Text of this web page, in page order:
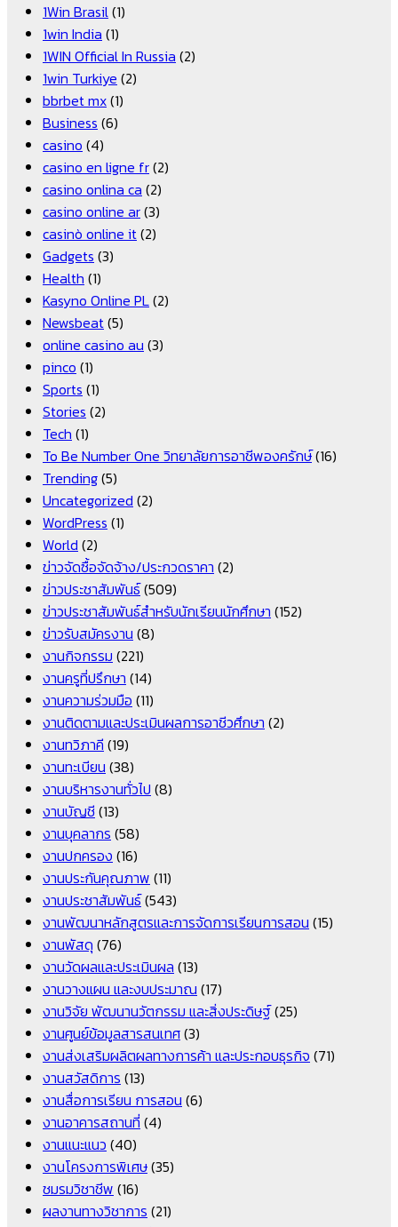
1Win Brasil(1)
1win India (1)
1WIN Official In Russia (2)
1win Turkiye (2)
bbrbet mx(1)
Business (6)
casino (4)
casino en ligne fr(2)
casino onlina ca (2)
casino online ar(3)
casinò online it(2)
Gadgets (3)
Health (1)
Kasyno Online PL(2)
Newsbeat(5)
online casino au (3)
pinco (1)
Sports (1)
Stories (2)
Tech (1)
To Be Number One วิทยาลัยการอาชีพองครักษ์(16)
Trending(5)
Uncategorized (2)
WordPress (1)
World (2)
ข่าวจัดซื้อจัดจ้าง/ประกวดราคา (2)
ข่าวประชาสัมพันธ์(509)
ข่าวประชาสัมพันธ์สำหรับนักเรียนนักศึกษา (152)
ข่าวรับสมัครงาน (8)
งานกิจกรรม (221)
งานครูที่ปรึกษา (14)
งานความร่วมมือ (11)
งานติดตามและประเมินผลการอาชีวศึกษา (2)
งานทวิภาคี (19)
งานทะเบียน (38)
งานบริหารงานทั่วไป (8)
งานบัญชี(13)
งานบุคลากร (58)
งานปกครอง (16)
งานประกันคุณภาพ (11)
งานประชาสัมพันธ์(543)
งานพัฒนาหลักสูตรและการจัดการเรียนการสอน (15)
งานพัสดุ (76)
งานวัดผลและประเมินผล (13)
งานวางแผน และงบประมาณ (17)
งานวิจัย พัฒนานวัตกรรม และสิ่งประดิษฐ์(25)
งานศูนย์ข้อมูลสารสนเทศ(3)
งานส่งเสริมผลิตผลทางการค้า และประกอบธุรกิจ (71)
งานสวัสดิการ (13)
งานสื่อการเรียน การสอน (6)
งานอาคารสถานที่ (4)
งานแนะแนว (40)
งานโครงการพิเศษ(35)
ชมรมวิชาชีพ (16)
ผลงานทางวิชาการ (21)